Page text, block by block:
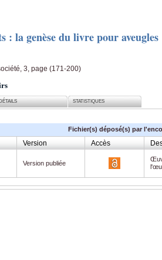
: la genèse du livre pour aveugles
3, page (171-200)
DÉTAILS STATISTIQUES
Fichier(s) déposé(s) par
Version Accès
Version publiée